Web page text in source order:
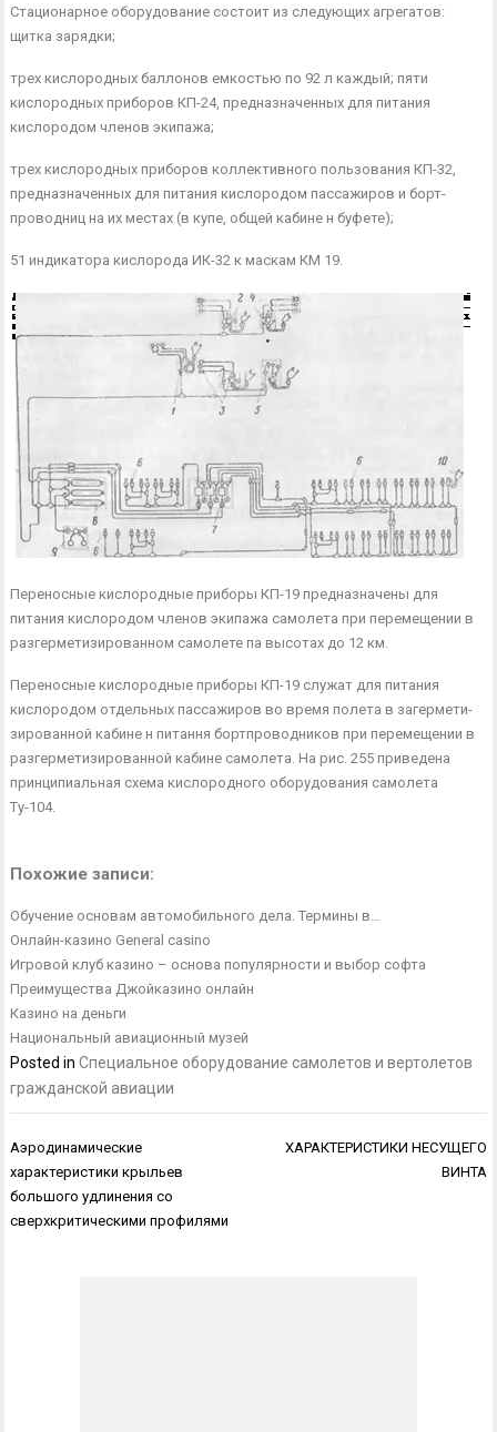
Стационарное оборудование состоит из следующих агрегатов:
щитка зарядки;
трех кислородных баллонов емкостью по 92 л каждый; пяти
кислородных приборов КП-24, предназначенных для пи­тания
кислородом членов экипажа;
трех кислородных приборов коллективного пользования КП-32,
предназначенных для питания кислородом пассажиров и борт­
проводниц на их местах (в купе, общей кабине н буфете);
51 индикатора кислорода ИК-32 к маскам КМ 19.
Переносные кислородные приборы КП-19 предназначены для
питания кислородом членов экипажа самолета при перемещении в
разгерметизированном самолете па высотах до 12 км.
Переносные кислородные приборы КП-19 служат для питания
кислородом отдельных пассажиров во время полета в загермети­
зированной кабине н питання бортпроводников при перемещении в
разгерметизированной кабине самолета. На рис. 255 приведена
принципиальная схема кислородного оборудования самолета
Ту-104.
Похожие записи:
Обучение основам автомобильного дела. Термины в…
Онлайн-казино General casino
Игровой клуб казино – основа популярности и выбор софта
Преимущества Джойказино онлайн
Казино на деньги
Национальный авиационный музей
Posted inСпециальное оборудование самолетов и вертолетов
гражданской авиации
Навигация
по
записям
Аэродинамические
характеристики крыльев
большого удлинения со
сверхкритическими профилями
ХАРАКТЕРИСТИКИ НЕСУЩЕГО
ВИНТА